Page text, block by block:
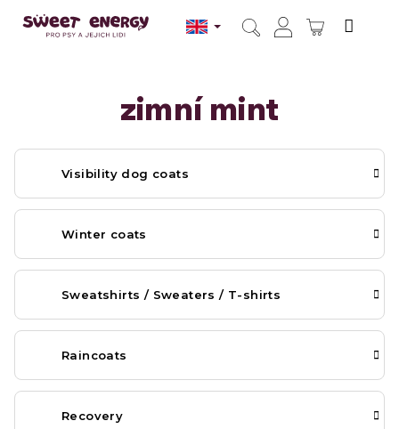
content
zimní mint
Visibility dog coats
Winter coats
Sweatshirts / Sweaters / T-shirts
Raincoats
Recovery